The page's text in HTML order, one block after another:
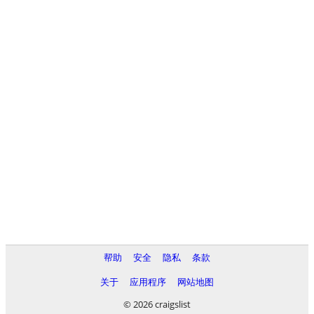
帮助 安全 隐私
条款
关于
应用程序
网站地图
© 2026 craigslist